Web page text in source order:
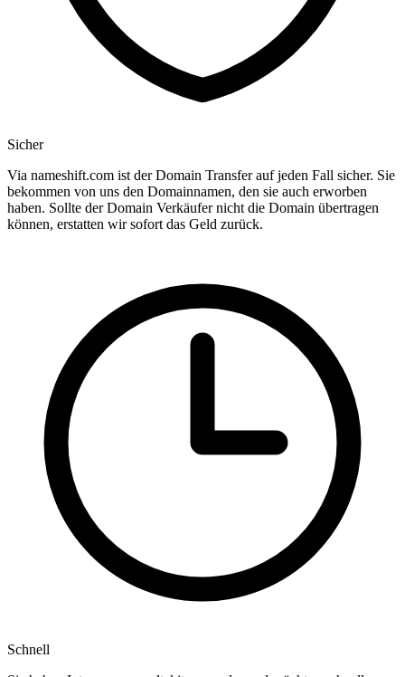
Sicher
Via nameshift.com ist der Domain Transfer auf jeden Fall sicher. Sie
bekommen von uns den Domainnamen, den sie auch erworben
haben. Sollte der Domain Verkäufer nicht die Domain übertragen
können, erstatten wir sofort das Geld zurück.
Schnell